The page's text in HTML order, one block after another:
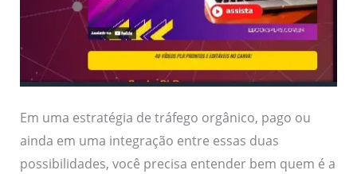
Em uma estratégia de tráfego orgânico, pago ou
ainda em uma integração entre essas duas
possibilidades, você precisa entender bem quem é a